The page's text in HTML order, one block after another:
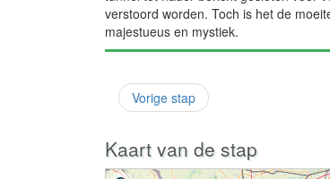
verstoord worden. Toch is het de
majestueus en mystiek.
Vorige stap
Kaart van de stap